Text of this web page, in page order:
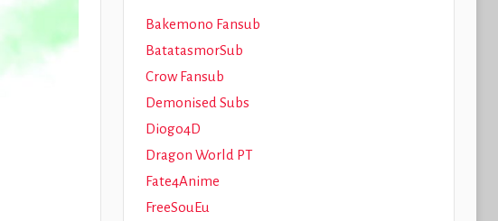
Bakemono Fansub
BatatasmorSub
Crow Fansub
Demonised Subs
Diogo4D
Dragon World PT
Fate4Anime
FreeSouEu